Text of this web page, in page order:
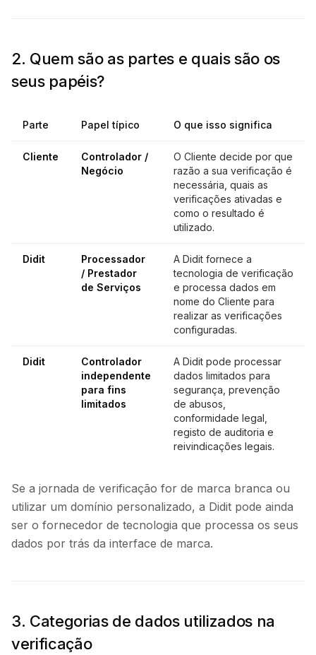
2. Quem são as partes e quais são os
seus papéis?
Parte Papel típico O que isso significa
Cliente
Controlador /
Negócio
O Cliente decide por que
razão a sua verificação é
necessária, quais as
verificações ativadas e
como o resultado é
utilizado.
Didit
Processador
/ Prestador
de Serviços
A Didit fornece a
tecnologia de verificação
e processa dados em
nome do Cliente para
realizar as verificações
configuradas.
Didit
Controlador
independente
para fins
limitados
A Didit pode processar
dados limitados para
segurança, prevenção
de abusos,
conformidade legal,
registo de auditoria e
reivindicações legais.
Se a jornada de verificação for de marca branca ou
utilizar um domínio personalizado, a Didit pode ainda
ser o fornecedor de tecnologia que processa os seus
dados por trás da interface de marca.
3. Categorias de dados utilizados na
verificação